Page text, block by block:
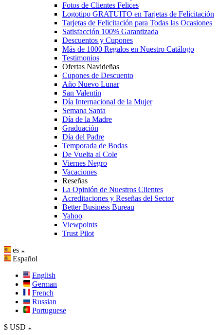
Fotos de Clientes Felices
Logotipo GRATUITO en Tarjetas de Felicitación
Tarjetas de Felicitación para Todas las Ocasiones
Satisfacción 100% Garantizada
Descuentos y Cupones
Más de 1000 Regalos en Nuestro Catálogo
Testimonios
Ofertas Navideñas
Cupones de Descuento
Año Nuevo Lunar
San Valentín
Día Internacional de la Mujer
Semana Santa
Día de la Madre
Graduación
Día del Padre
Temporada de Bodas
De Vuelta al Cole
Viernes Negro
Vacaciones
Reseñas
La Opinión de Nuestros Clientes
Acreditaciones y Reseñas del Sector
Better Business Bureau
Yahoo
Viewpoints
Trust Pilot
es
Español
English
German
French
Russian
Portuguese
$ USD